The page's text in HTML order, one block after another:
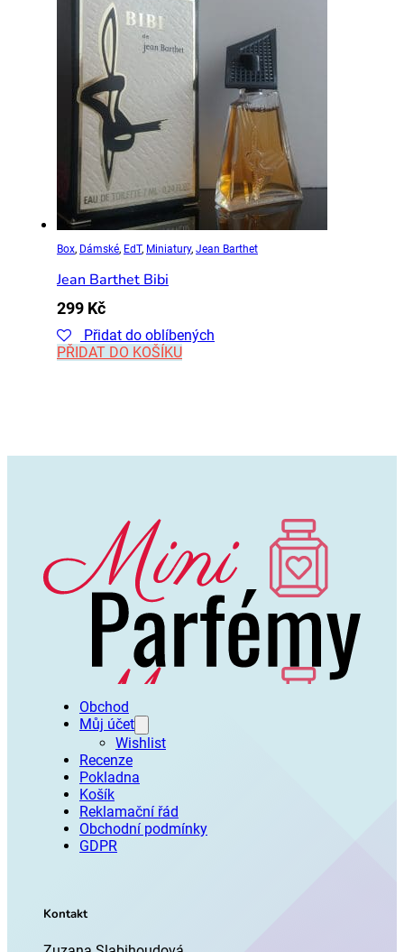
Box, Dámské, EdT, Miniatury, Jean Barthet
Jean Barthet Bibi
299 Kč
Přidat do oblíbených
PŘIDAT DO KOŠÍKU
Obchod
Můj účet
Wishlist
Recenze
Pokladna
Košík
Reklamační řád
Obchodní podmínky
GDPR
Kontakt